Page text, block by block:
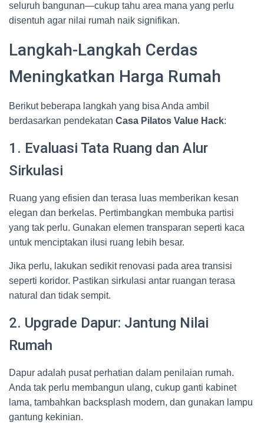
seluruh bangunan—cukup tahu area mana yang perlu
disentuh agar nilai rumah naik signifikan.
Langkah-Langkah Cerdas
Meningkatkan Harga Rumah
Berikut beberapa langkah yang bisa Anda ambil
berdasarkan pendekatan Casa Pilatos Value Hack:
1. Evaluasi Tata Ruang dan Alur
Sirkulasi
Ruang yang efisien dan terasa luas memberikan kesan
elegan dan berkelas. Pertimbangkan membuka partisi
yang tak perlu. Gunakan elemen transparan seperti kaca
untuk menciptakan ilusi ruang lebih besar.
Jika perlu, lakukan sedikit renovasi pada area transisi
seperti koridor. Pastikan sirkulasi antar ruangan terasa
natural dan tidak sempit.
2. Upgrade Dapur: Jantung Nilai
Rumah
Dapur adalah pusat perhatian dalam penilaian rumah.
Anda tak perlu membangun ulang, cukup ganti kabinet
lama, tambahkan backsplash modern, dan gunakan lampu
gantung kekinian.